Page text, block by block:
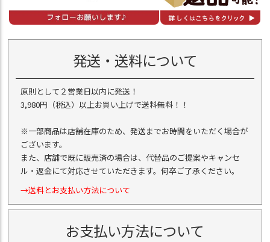
発送・送料について
原則として２営業日以内に発送！
3,980円（税込）以上お買い上げで送料無料！！
※一部商品は店舗在庫のため、発送までお時間をいただく場合が
ございます。
また、店舗で既に販売済の場合は、代替品のご提案やキャンセ
ル・返金にて対応させていただきます。何卒ご了承ください。
→送料とお支払い方法について
お支払い方法について